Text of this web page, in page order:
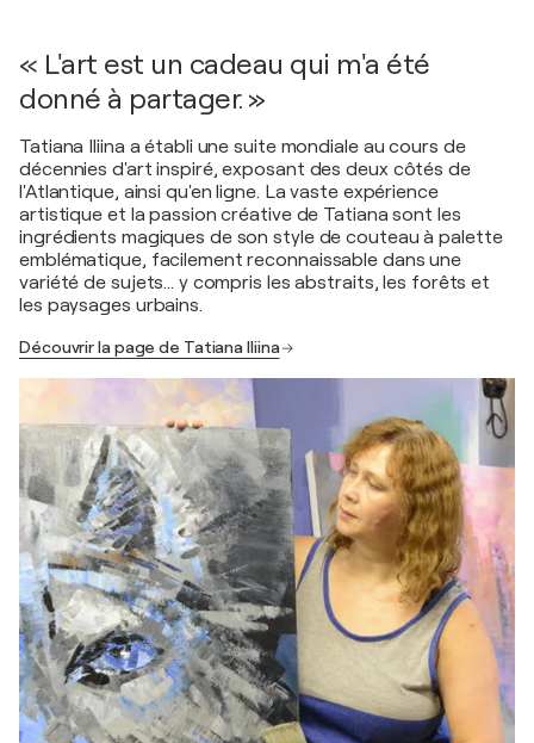
« L'art est un cadeau qui m'a été
donné à partager. »
Tatiana Iliina a établi une suite mondiale au cours de
décennies d'art inspiré, exposant des deux côtés de
l'Atlantique, ainsi qu'en ligne. La vaste expérience
artistique et la passion créative de Tatiana sont les
ingrédients magiques de son style de couteau à palette
emblématique, facilement reconnaissable dans une
variété de sujets... y compris les abstraits, les forêts et
les paysages urbains.
Découvrir la page de Tatiana Iliina